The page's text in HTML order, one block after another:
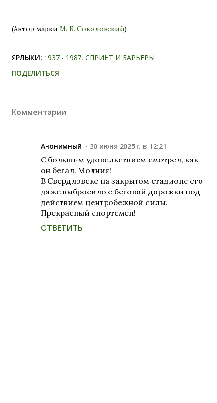
(Автор марки М. Б. Соколовский)
ЯРЛЫКИ: 1937 - 1987 СПРИНТ И БАРЬЕРЫ
ПОДЕЛИТЬСЯ
Комментарии
Анонимный 30 июня 2025 г. в 12:21
С большим удовольствием смотрел, как
он бегал. Молния!
В Свердловске на закрытом стадионе его
даже выбросило с беговой дорожки под
действием центробежной силы.
Прекрасный спортсмен!
ОТВЕТИТЬ